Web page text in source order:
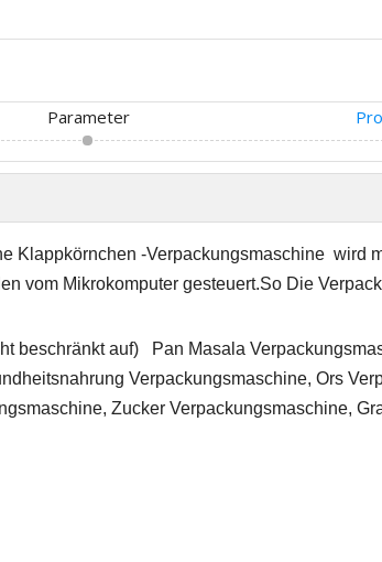
Parameter
Klappkörnchen -Verpackungsmaschine wird
vom Mikrokomputer gesteuert.So Die
beschränkt auf) Pan Masala
Verpackungsmaschine, Ors
Zucker Verpackungsmaschine,